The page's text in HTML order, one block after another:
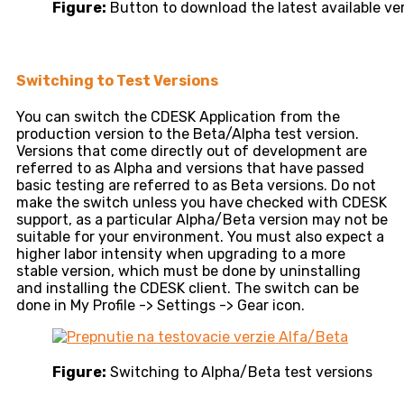
Figure: Button to download the latest available
Switching to Test Versions
You can switch the CDESK Application from the
production version to the Beta/Alpha test version.
Versions that come directly out of development are
referred to as Alpha and versions that have passed
basic testing are referred to as Beta versions. Do not
make the switch unless you have checked with CDESK
support, as a particular Alpha/Beta version may not be
suitable for your environment. You must also expect a
higher labor intensity when upgrading to a more
stable version, which must be done by uninstalling
and installing the CDESK client. The switch can be
done in My Profile -> Settings -> Gear icon.
Figure: Switching to Alpha/Beta test versions